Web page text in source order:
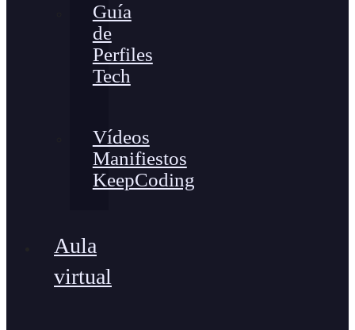
Guía
de
Perfiles
Tech
Vídeos
Manifiestos
KeepCoding
Aula
virtual